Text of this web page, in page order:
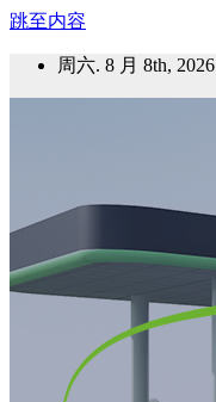
跳至内容
周六. 8 月 8th, 2026